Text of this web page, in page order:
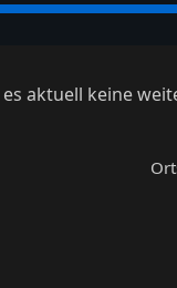
aktuell keine